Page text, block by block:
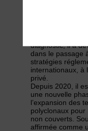
développement,
le marché et à
Stallergenes-
diagnostic, il a
dans le passage
stratégies
internationaux, à
privé.
Depuis 2020, il
une nouvelle
l’expansion des
polyclonaux
non couverts.
affirmée comme